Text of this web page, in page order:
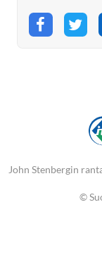
Share on
John Stenbergin
©